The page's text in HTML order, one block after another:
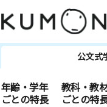
公文式
年齢・学年
ごとの特長
教科・教
ごとの特